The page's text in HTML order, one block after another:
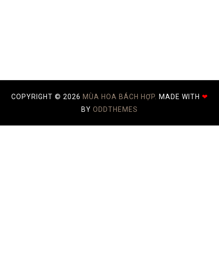
COPYRIGHT © 2026 MÙA HOA BÁCH HỢP. MADE WITH ❤
BY ODDTHEMES